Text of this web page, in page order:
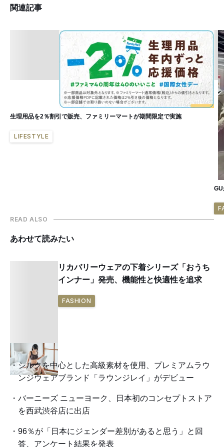
関連記事
生理用品を2％割引で販売、ファミリーマートが期間限定で実施
LIFESTYLE
READ ALSO
あわせて読みたい
リカバリーウェアの下着シリーズ「おうち
インナー」発売、機能性と快適性を追求
FASHION
シルクを中心とした高級素材を使用、プレミアムラウ
ンジウェアブランド「ラウンジレイ」がデビュー
バーニーズ ニューヨーク、日本初のコンセプトストア
を西武渋谷店に出店
96％が「日本にジェンダー差別があると思う」と回
答、アンケート結果を発表